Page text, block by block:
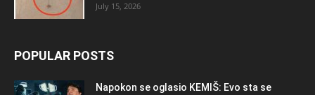
July 15, 2026
POPULAR POSTS
Napokon se oglasio KEMlŠ: Evo sta se